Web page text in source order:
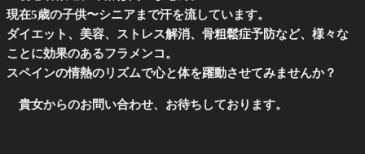
現在5歳の子供〜シニアまで汗を流しています。
ダイエット、美容、ストレス解消、骨粗鬆症予防など、様々な
ことに効果のあるフラメンコ。
スペインの情熱のリズムで心と体を躍動させてみませんか？
貴女からのお問い合わせ、お待ちしております。